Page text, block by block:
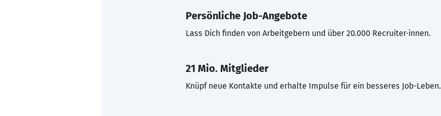
Persönliche Job-Angebote
Lass Dich finden von Arbeitgebern und über 20.000 Recruiter·innen.
21 Mio. Mitglieder
Knüpf neue Kontakte und erhalte Impulse für ein besseres Job-Leben.